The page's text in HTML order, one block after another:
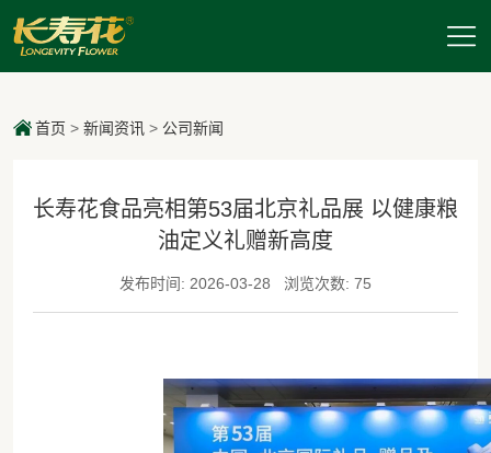
首页 > 新闻资讯> 公司新闻
长寿花食品亮相第53届北京礼品展 以健康粮
油定义礼赠新高度
发布时间: 2026-03-28 浏览次数: 75